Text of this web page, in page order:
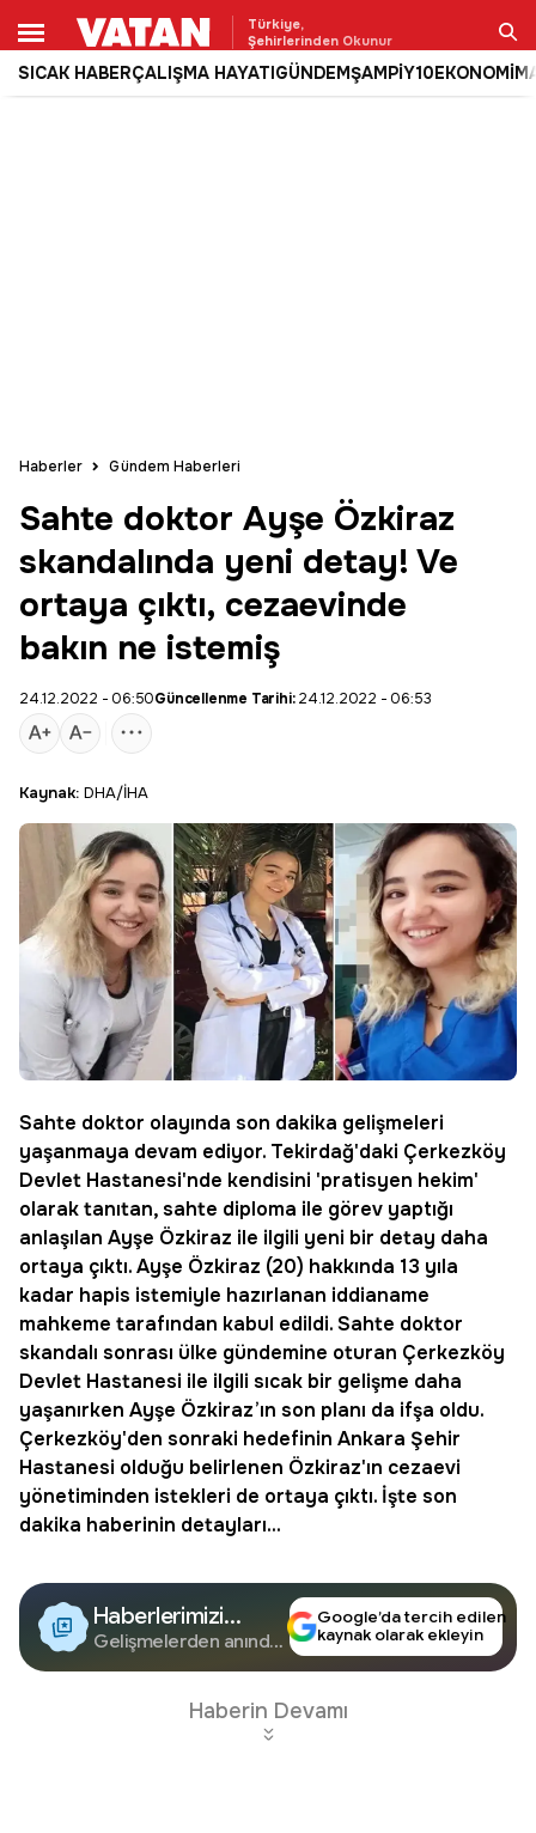
Türkiye,
Şehirlerinden Okunur
SICAK HABERÇALIŞMA HAYATIGÜNDEMŞAMPİY10EKONOMİ
Ara
Haberler Gündem Haberleri
Sahte doktor Ayşe Özkiraz
skandalında yeni detay! Ve
ortaya çıktı, cezaevinde
bakın ne istemiş
24.12.2022 - 06:50Güncellenme Tarihi:24.12.2022 - 06:53
Kaynak: DHA/İHA
Sahte doktor olayında son dakika gelişmeleri
yaşanmaya devam ediyor. Tekirdağ'daki Çerkezköy
Devlet Hastanesi'nde kendisini 'pratisyen hekim'
olarak tanıtan, sahte diploma ile görev yaptığı
anlaşılan Ayşe Özkiraz ile ilgili yeni bir detay daha
ortaya çıktı. Ayşe Özkiraz (20) hakkında 13 yıla
kadar hapis istemiyle hazırlanan iddianame
mahkeme tarafından kabul edildi. Sahte doktor
skandalı sonrası ülke gündemine oturan Çerkezköy
Devlet Hastanesi ile ilgili sıcak bir gelişme daha
yaşanırken Ayşe Özkiraz’ın son planı da ifşa oldu.
Çerkezköy'den sonraki hedefinin Ankara Şehir
Hastanesi olduğu belirlenen Özkiraz'ın cezaevi
yönetiminden istekleri de ortaya çıktı. İşte son
dakika haberinin detayları...
Haberlerimizi
Google'da Takip
Edin
Gelişmelerden anında
Google’da tercih edilen
kaynak olarak ekleyin
Haberin Devamı